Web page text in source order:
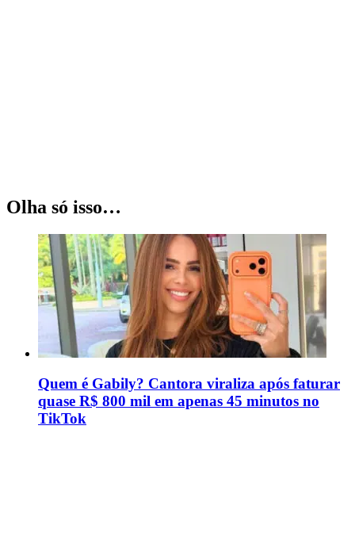
Olha só isso…
Quem é Gabily? Cantora viraliza após faturar
quase R$ 800 mil em apenas 45 minutos no
TikTok